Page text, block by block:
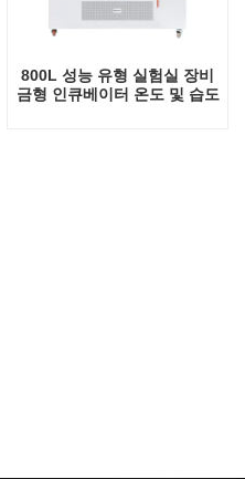
800L 성능 유형 실험실 장비
금형 인큐베이터 온도 및 습도